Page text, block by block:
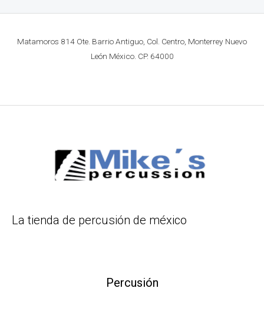
Matamoros 814 Ote. Barrio Antiguo, Col. Centro, Monterrey Nuevo
León México. CP. 64000
La tienda de percusión de méxico
Percusión